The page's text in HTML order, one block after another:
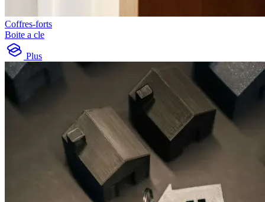
Coffres-forts
Boite a cle
Plus